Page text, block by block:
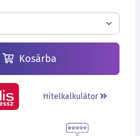
Kosárba
Hitelkalkulátor